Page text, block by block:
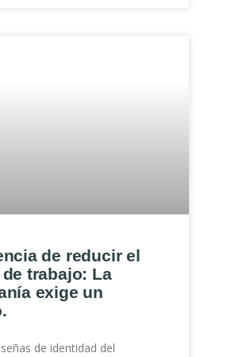
de reducir el
trabajo: La
exige un
de identidad del